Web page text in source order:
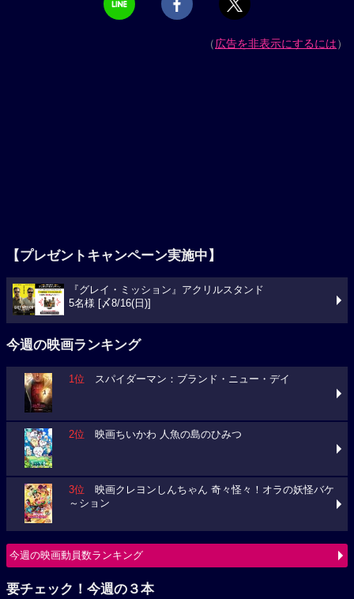
（広告を非表示にするには）
【プレゼントキャンペーン実施中】
『グレイ・ミッション』アクリルスタンド
5名様 [〆8/16(日)]
今週の映画ランキング
1位 スパイダーマン：ブランド・ニュー・デイ
2位 映画ちいかわ 人魚の島のひみつ
3位 映画クレヨンしんちゃん 奇々怪々！オラの妖怪バケ
～ション
今週の映画動員数ランキング
要チェック！今週の３本